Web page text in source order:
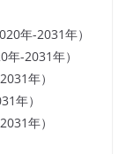
年-2031年）
-2031年）
年）
年）
年）